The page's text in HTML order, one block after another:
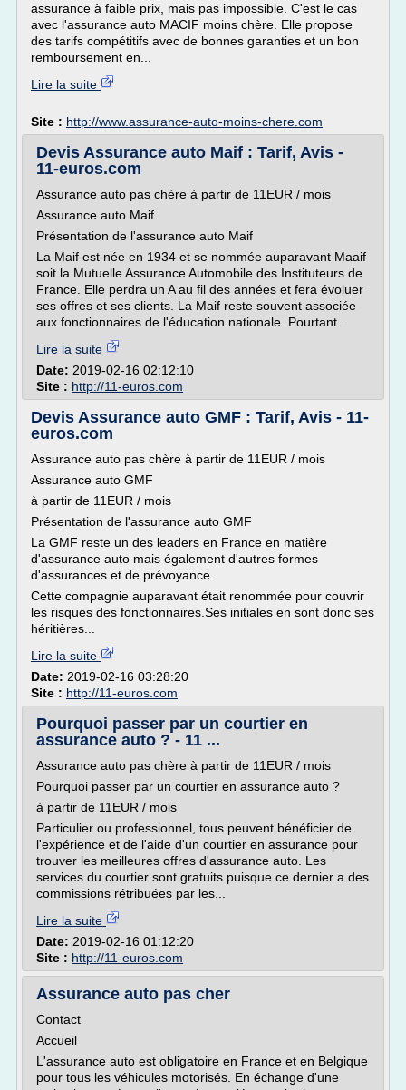
assurance à faible prix, mais pas impossible. C'est le cas
avec l'assurance auto MACIF moins chère. Elle propose
des tarifs compétitifs avec de bonnes garanties et un bon
remboursement en...
Lire la suite
Site : http://www.assurance-auto-moins-chere.com
Devis Assurance auto Maif : Tarif, Avis -
11-euros.com
Assurance auto pas chère à partir de 11EUR / mois
Assurance auto Maif
Présentation de l'assurance auto Maif
La Maif est née en 1934 et se nommée auparavant Maaif
soit la Mutuelle Assurance Automobile des Instituteurs de
France. Elle perdra un A au fil des années et fera évoluer
ses offres et ses clients. La Maif reste souvent associée
aux fonctionnaires de l'éducation nationale. Pourtant...
Lire la suite
Date: 2019-02-16 02:12:10
Site : http://11-euros.com
Devis Assurance auto GMF : Tarif, Avis - 11-
euros.com
Assurance auto pas chère à partir de 11EUR / mois
Assurance auto GMF
à partir de 11EUR / mois
Présentation de l'assurance auto GMF
La GMF reste un des leaders en France en matière
d'assurance auto mais également d'autres formes
d'assurances et de prévoyance.
Cette compagnie auparavant était renommée pour couvrir
les risques des fonctionnaires.Ses initiales en sont donc ses
héritières...
Lire la suite
Date: 2019-02-16 03:28:20
Site : http://11-euros.com
Pourquoi passer par un courtier en
assurance auto ? - 11 ...
Assurance auto pas chère à partir de 11EUR / mois
Pourquoi passer par un courtier en assurance auto ?
à partir de 11EUR / mois
Particulier ou professionnel, tous peuvent bénéficier de
l'expérience et de l'aide d'un courtier en assurance pour
trouver les meilleures offres d'assurance auto. Les
services du courtier sont gratuits puisque ce dernier a des
commissions rétribuées par les...
Lire la suite
Date: 2019-02-16 01:12:20
Site : http://11-euros.com
Assurance auto pas cher
Contact
Accueil
L'assurance auto est obligatoire en France et en Belgique
pour tous les véhicules motorisés. En échange d'une